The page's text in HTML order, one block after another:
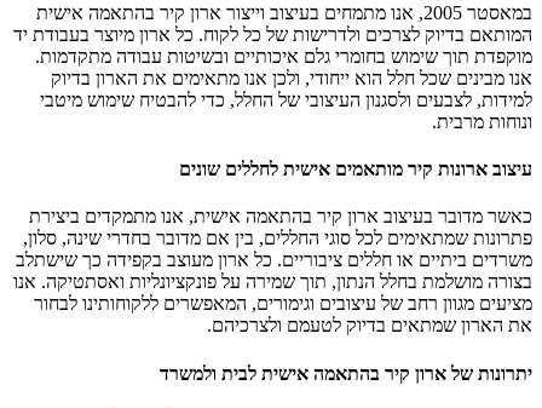
במאסטר 2005, אנו מתמחים בעיצוב וייצור ארון קיר בהתאמה אישית
המותאם בדיוק לצרכים ולדרישות של כל לקוח. כל ארון מיוצר בעבודת יד
מוקפדת תוך שימוש בחומרי גלם איכותיים ובשיטות עבודה מתקדמות.
אנו מבינים שכל חלל הוא ייחודי, ולכן אנו מתאימים את הארון בדיוק
למידות, לצבעים ולסגנון העיצובי של החלל, כדי להבטיח שימוש מיטבי
ונוחות מרבית.
עיצוב ארונות קיר מותאמים אישית לחללים שונים
כאשר מדובר בעיצוב ארון קיר בהתאמה אישית, אנו מתמקדים ביצירת
פתרונות שמתאימים לכל סוגי החללים, בין אם מדובר בחדרי שינה, סלון,
משרדים ביתיים או חללים ציבוריים. כל ארון מעוצב בקפידה כך שישתלב
בצורה מושלמת בחלל הנתון, תוך שמירה על פונקציונליות ואסתטיקה. אנו
מציעים מגוון רחב של עיצובים וגימורים, המאפשרים ללקוחותינו לבחור
את הארון שמתאים בדיוק לטעמם ולצרכיהם.
יתרונות של ארון קיר בהתאמה אישית לבית ולמשרד